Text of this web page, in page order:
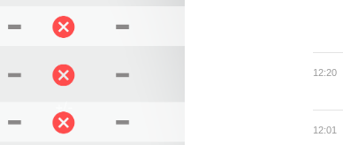
12:20
12:01